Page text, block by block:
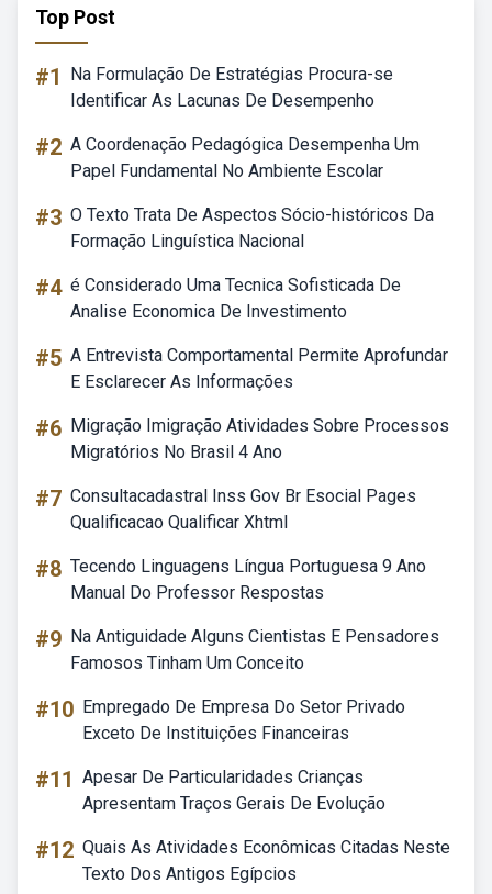
Top Post
#1
Na Formulação De Estratégias Procura-se
Identificar As Lacunas De Desempenho
#2 A Coordenação Pedagógica Desempenha Um
Papel Fundamental No Ambiente Escolar
#3 O Texto Trata De Aspectos Sócio-históricos Da
Formação Linguística Nacional
#4 é Considerado Uma Tecnica Sofisticada De
Analise Economica De Investimento
#5 A Entrevista Comportamental Permite Aprofundar
E Esclarecer As Informações
#6 Migração Imigração Atividades Sobre Processos
Migratórios No Brasil 4 Ano
#7 Consultacadastral Inss Gov Br Esocial Pages
Qualificacao Qualificar Xhtml
#8 Tecendo Linguagens Língua Portuguesa 9 Ano
Manual Do Professor Respostas
#9 Na Antiguidade Alguns Cientistas E Pensadores
Famosos Tinham Um Conceito
#10 Empregado De Empresa Do Setor Privado
Exceto De Instituições Financeiras
#11 Apesar De Particularidades Crianças
Apresentam Traços Gerais De Evolução
#12 Quais As Atividades Econômicas Citadas Neste
Texto Dos Antigos Egípcios